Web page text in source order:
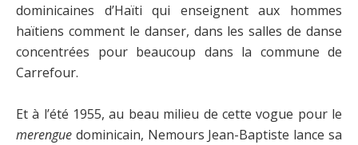
dominicaines d’Haïti qui enseignent aux hommes
haïtiens comment le danser, dans les salles de danse
concentrées pour beaucoup dans la commune de
Carrefour.
Et à l’été 1955, au beau milieu de cette vogue pour le
merengue dominicain, Nemours Jean-Baptiste lance sa